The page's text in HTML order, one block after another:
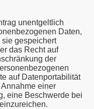
unentgeltlich
Daten,
gespeichert
das Recht auf
der
auf Datenportabilität
einer
eine Beschwerde bei